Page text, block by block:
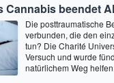
Cannabis beendet
Die posttraumatische
verbunden, die den
tun? Die Charité
Versuch und wurde
natürlichem Weg